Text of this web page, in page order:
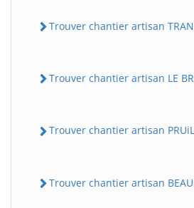
Trouver chantier artisan
Trouver chantier artisan LE
Trouver chantier artisan
Trouver chantier artisan